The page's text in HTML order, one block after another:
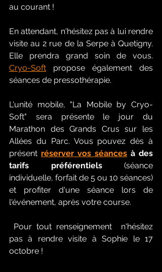
au courant !
En attendant, n'hésitez pas à lui rendre
visite au 2 rue de la Serpe à Quetigny.
Cryo-Soft
propose également des
séances de pressothérapie.
L'unité mobile, "La Mobile by Cryo-
Soft" sera présente le jour du
Marathon des Grands Crus sur les
Allées du Parc. Vous pouvez dès à
présent réserver vos séances à des
tarifs préférentiels (séance
individuelle, forfait de 5 ou 10 séances)
et profiter d'une séance lors de
l'événement, après votre course.
pas à rendre visite à Sophie le 17
octobre !